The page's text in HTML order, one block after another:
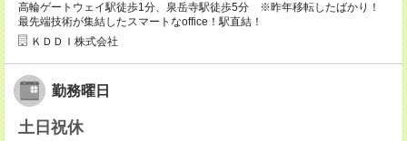
高輪ゲートウェイ駅徒歩1分、泉岳寺駅徒歩5分 ※昨年移転したばかり！
最先端技術が集結したスマートなoffice！駅直結！
ＫＤＤＩ株式会社
勤務曜日
土日祝休